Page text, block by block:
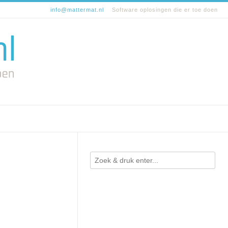
info@mattermat.nl Software oplosingen die er toe doen